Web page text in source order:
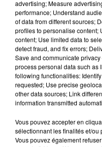
À LA UNE
31 juillet
Gagnez
advertising; Measure
performance; Understand
of data from different sources;
profiles to personalise content;
content; Use limited data to
detect fraud, and fix errors;
Save and communicate
process personal data such as
following functionalities:
requested; Use precise
other data sources; Link
information transmitted
Vous pouvez accepter en
sélectionnant les finalités et/ou
Vous pouvez également